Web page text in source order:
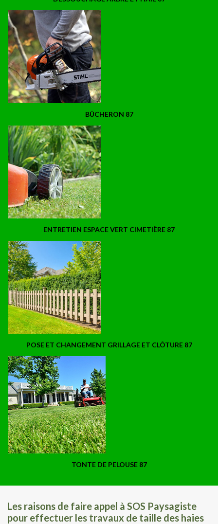
BÛCHERON 87
ENTRETIEN ESPACE VERT CIMETIÈRE 87
POSE ET CHANGEMENT GRILLAGE ET CLÔTURE 87
TONTE DE PELOUSE 87
Les raisons de faire appel à SOS Paysagiste
pour effectuer les travaux de taille des haies